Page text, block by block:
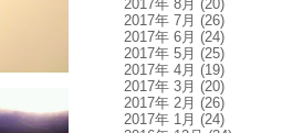
2017年 8月 (20)
2017年 7月 (26)
2017年 6月 (24)
2017年 5月 (25)
2017年 4月 (19)
2017年 3月 (20)
2017年 2月 (26)
2017年 1月 (24)